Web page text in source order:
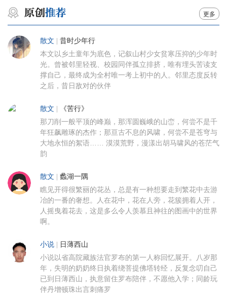
更多
散文 昔时少年行
本文以乡土童年为底色，记叙山村少女贫寒压抑的少年时
光。曾被邻里轻视、校园同伴孤立排挤，唯有埋头苦读支
撑自己，最终成为全村唯一考上初中的人。邻里态度反转
之后，昔日敌对的伙伴
散文 《苦行》
那刀削一般平顶的峰巅，那浑圆巍峨的山峦，何尝不是千
年狂飙雕琢的杰作；那亘古不息的风啸，何尝不是苍穹与
大地永恒的絮语…… 漠漠荒野，漫漾出胡马啸风的苍茫气
韵
散文 蠡湖一隅
瞧见开得很繁丽的花丛，总是有一种想要走到繁花中去游
冶的一番的奢想。人在花中，花在人旁，花簇拥着人开，
人摇曳着花去，这是多么令人羡慕且神往的图画中的世界
啊。
小说 日薄西山
小说以省高院藏族法官罗布的第一人称回忆展开。八岁那
年，失明的奶奶终日执着绕菩提佛塔转经，反复念叨自己
已到日薄西山，执意留住罗布陪伴，不愿他入学；同龄玩
伴丹增顿珠出言刺痛罗